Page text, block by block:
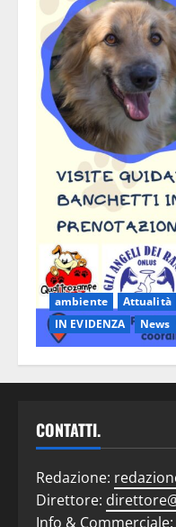
ambiente Attualità
IN EVIDENZA
News
CONTATTI.
Redazione:
Direttore:
Info & Commerciale: